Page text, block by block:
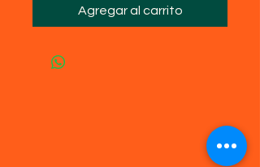
Agregar al carrito